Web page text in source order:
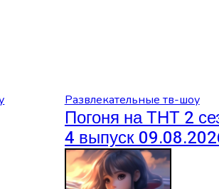
Развлекательные тв-шоу
Погоня на ТНТ 2
4 выпуск